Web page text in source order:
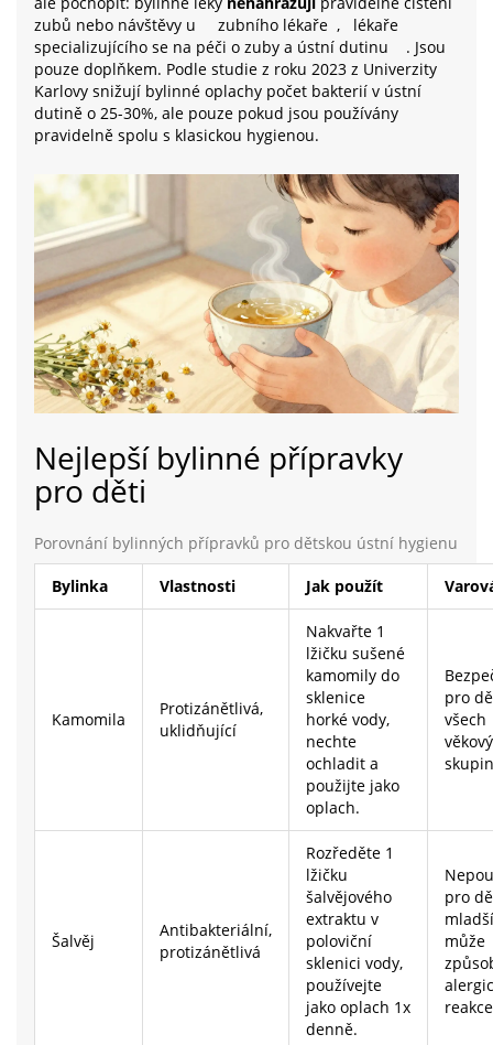
zubů nebo návštěvy u
zubního lékaře ,
lékaře
specializujícího se na péči o zuby a ústní dutinu
. Jsou
pouze doplňkem. Podle studie z roku 2023 z Univerzity
Karlovy snižují bylinné oplachy počet bakterií v ústní
dutině o 25-30%, ale pouze pokud jsou používány
pravidelně spolu s klasickou hygienou.
Nejlepší bylinné přípravky
pro děti
Porovnání bylinných přípravků pro dětskou ústní hygienu
Bylinka Vlastnosti Jak použít
Kamomila
Protizánětlivá,
uklidňující
Nakvařte 1
lžičku sušené
kamomily do
sklenice
horké vody,
nechte
ochladit a
použijte jako
oplach.
pro
všech
Šalvěj
Antibakteriální,
protizánětlivá
Rozředěte 1
lžičku
šalvějového
extraktu v
poloviční
sklenici vody,
používejte
jako oplach 1x
denně.
pro
může